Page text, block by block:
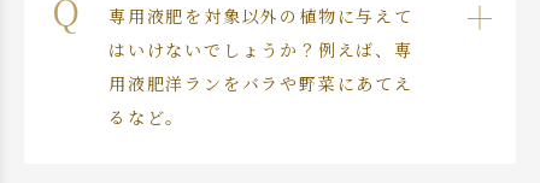
専用液肥を対象以外の植物に与えて
はいけないでしょうか？例えば、専
用液肥洋ランをバラや野菜にあてえ
るなど。